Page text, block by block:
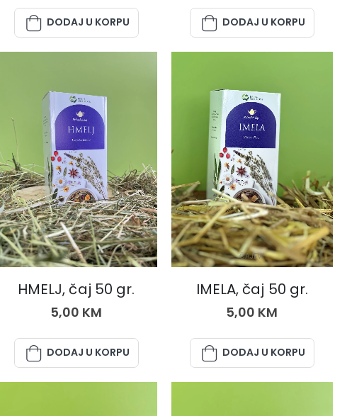
DODAJ U KORPU DODAJ U KORPU
ČAJEVI
HMELJ, čaj 50 gr.
5,00 KM
DODAJ U KORPU
ČAJEVI
IMELA, čaj 50 gr.
5,00 KM
DODAJ U KORPU